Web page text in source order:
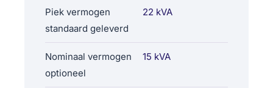
Piek vermogen
standaard geleverd
22 kVA
Nominaal vermogen
optioneel
15 kVA